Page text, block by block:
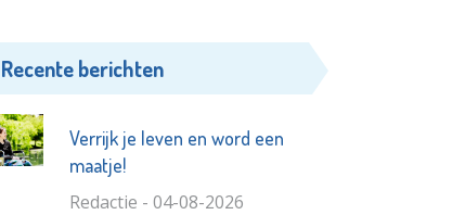
Recente berichten
Verrijk je leven en word een
maatje!
Redactie - 04-08-2026